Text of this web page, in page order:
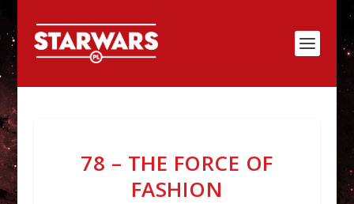
78 – THE FORCE OF
FASHION